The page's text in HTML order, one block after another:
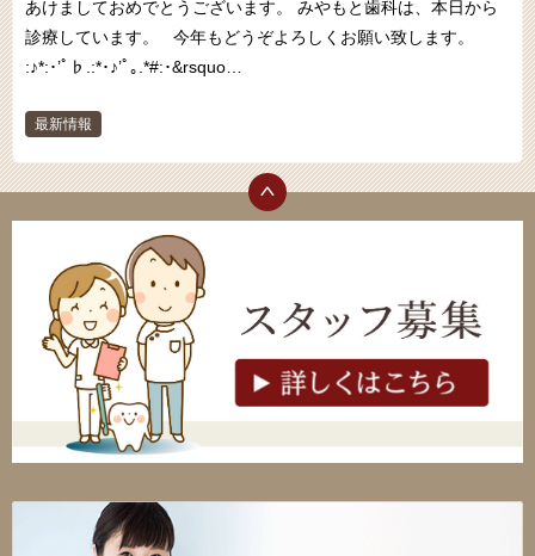
あけましておめでとうございます。 みやもと歯科は、本日から
診療しています。 今年もどうぞよろしくお願い致します。
:♪*:･’ﾟ♭.:*･♪’ﾟ｡.*#:･&rsquo…
最新情報